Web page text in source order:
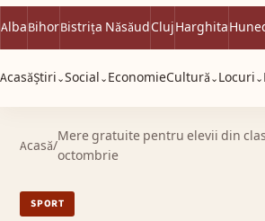
AlbaBihorBistrița NăsăudClujHarghita
AcasăȘtiri ⌄Social ⌄ EconomieCultură ⌄ Locuri ⌄
Acasă/
Mere gratuite pentru elevii din
octombrie
SPORT